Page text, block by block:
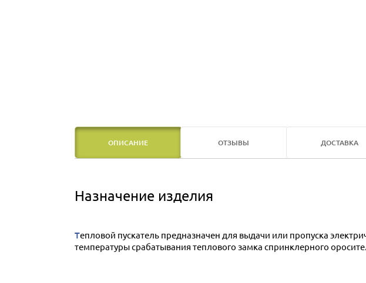
ОПИСАНИЕ ОТЗЫВЫ ДОСТАВКА
Назначение изделия
Тепловой пускатель предназначен для выдачи или пропуска электрического импульса при повышении температуры окружающей среды выше
температуры срабатывания теплового замка спринклерного